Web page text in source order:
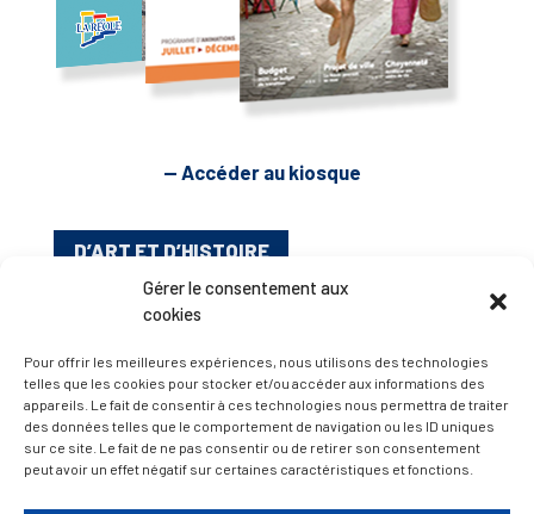
Gérer le consentement aux
cookies
Pour offrir les meilleures expériences, nous utilisons des technologies
telles que les cookies pour stocker et/ou accéder aux informations des
appareils. Le fait de consentir à ces technologies nous permettra de traiter
des données telles que le comportement de navigation ou les ID uniques
sur ce site. Le fait de ne pas consentir ou de retirer son consentement
peut avoir un effet négatif sur certaines caractéristiques et fonctions.
— Accéder au kiosque
D’ART ET D’HISTOIRE